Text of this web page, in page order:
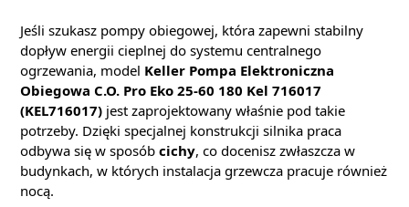
Jeśli szukasz pompy obiegowej, która zapewni stabilny
dopływ energii cieplnej do systemu centralnego
ogrzewania, model Keller Pompa Elektroniczna
Obiegowa C.O. Pro Eko 25-60 180 Kel 716017
(KEL716017) jest zaprojektowany właśnie pod takie
potrzeby. Dzięki specjalnej konstrukcji silnika praca
odbywa się w sposób cichy, co docenisz zwłaszcza w
budynkach, w których instalacja grzewcza pracuje również
nocą.